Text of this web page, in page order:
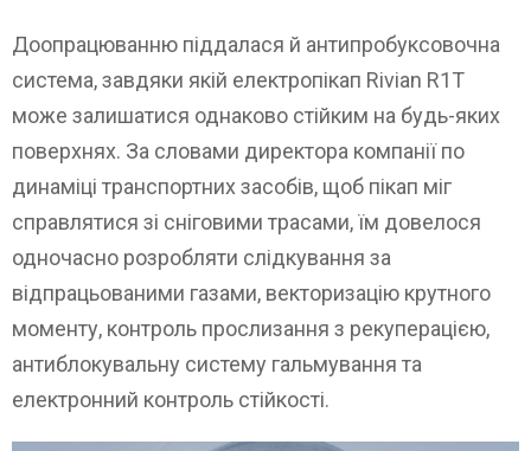
Доопрацюванню піддалася й антипробуксовочна
система, завдяки якій електропікап Rivian R1T
може залишатися однаково стійким на будь-яких
поверхнях. За словами директора компанії по
динаміці транспортних засобів, щоб пікап міг
справлятися зі сніговими трасами, їм довелося
одночасно розробляти слідкування за
відпрацьованими газами, векторизацію крутного
моменту, контроль прослизання з рекуперацією,
антиблокувальну систему гальмування та
електронний контроль стійкості.